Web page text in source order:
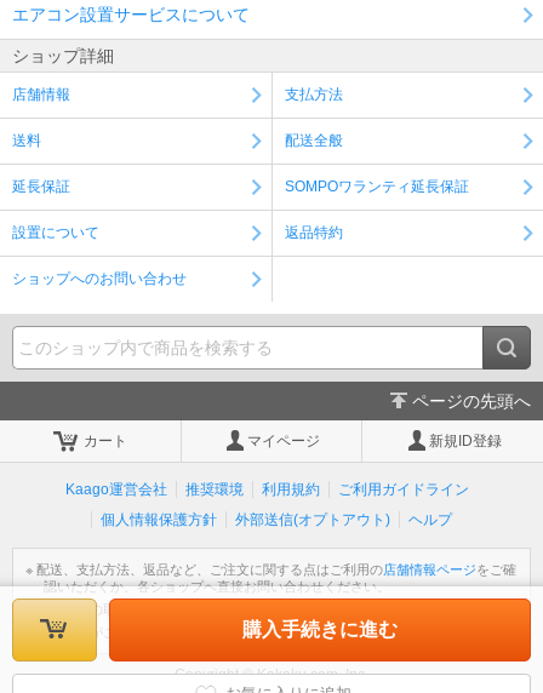
エアコン設置サービスについて
ショップ詳細
店舗情報 支払方法
送料 配送全般
延長保証 SOMPOワランティ延長保証
設置について 返品特約
ショップへのお問い合わせ
購入手続きに進む
ページの先頭へ
カート マイページ 新規ID登録
Kaago運営会社 推奨環境 利用規約
ご利用ガイドライン
個人情報保護方針
外部送信(オプトアウト) ヘルプ
※ 配送、支払方法、返品など、ご注文に関する点はご利用の店舗情報ページをご確
認いただくか、各ショップへ直接お問い合わせください。
※ 個人情報の取扱いについては
※ 不明な点がございましたら
をご覧ください。
Copyright © Kakaku.com, Inc.